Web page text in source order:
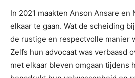
In 2021 maakten Anson Ansare en
elkaar te gaan. Wat de scheiding
de rustige en respectvolle manier
Zelfs hun advocaat was verbaasd
met elkaar bleven omgaan tijdens